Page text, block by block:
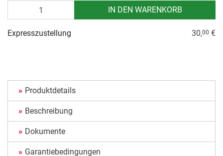
IN DEN WARENKORB
Expresszustellung 30,00 €
Produktdetails
Beschreibung
Dokumente
Garantiebedingungen